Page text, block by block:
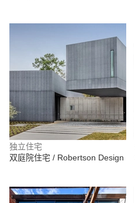
独立住宅
双庭院住宅 / Robertson Design